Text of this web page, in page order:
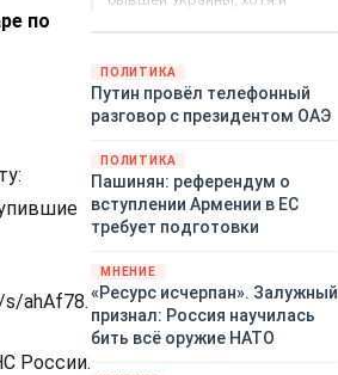
по
ahAf78.
России.
закупленное ранее оружие.
Также американская
администрация скидывает на
киевского режима оружием,
которое стремится продавать
всем новым снабженцам.
Однако часто возникают
предположения о возможном
«сменщике» американцев на
этом позорном посту.
Рассмотрим, кто же рвётся на
ПОЛИТИКА
Путин провёл телефонный
разговор с президентом ОАЭ
ПОЛИТИКА
Пашинян: референдум о
вступлении Армении в ЕС
требует подготовки
МНЕНИЕ
«Ресурс исчерпан». Залужный
признал: Россия научилась
бить всё оружие НАТО